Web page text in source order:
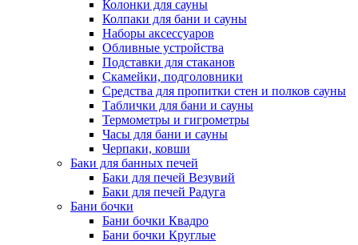
Колонки для сауны
Колпаки для бани и сауны
Наборы аксессуаров
Обливные устройства
Подставки для стаканов
Скамейки, подголовники
Средства для пропитки стен и полков сауны
Таблички для бани и сауны
Термометры и гигрометры
Часы для бани и сауны
Черпаки, ковши
Баки для банных печей
Баки для печей Везувий
Баки для печей Радуга
Бани бочки
Бани бочки Квадро
Бани бочки Круглые